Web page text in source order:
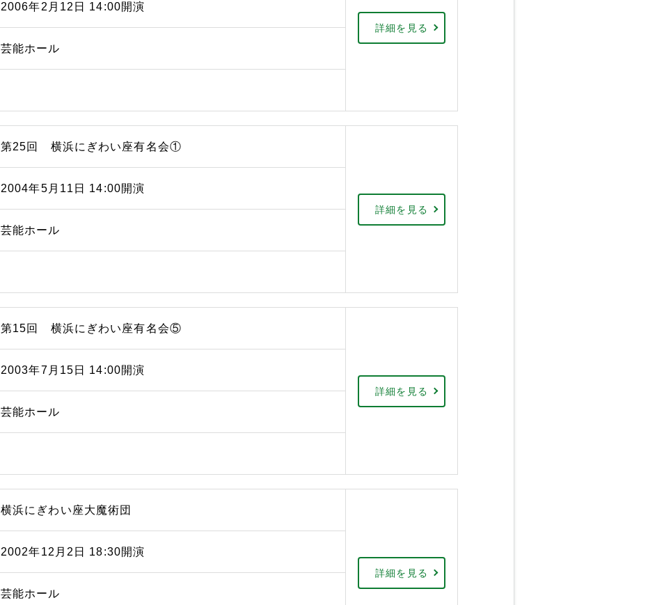
2006年2月12日 14:00開演
芸能ホール
詳細を見る
第25回 横浜にぎわい座有名会①
2004年5月11日 14:00開演
芸能ホール
詳細を見る
第15回 横浜にぎわい座有名会⑤
2003年7月15日 14:00開演
芸能ホール
詳細を見る
横浜にぎわい座大魔術団
2002年12月2日 18:30開演
芸能ホール
詳細を見る